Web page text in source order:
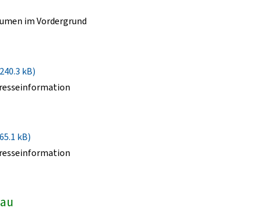
im Vordergrund
kB)
kB)